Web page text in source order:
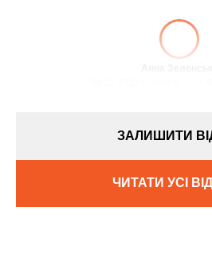
Анна Зеленська
ЗАЛИШИТИ
ЧИТАТИ УСІ